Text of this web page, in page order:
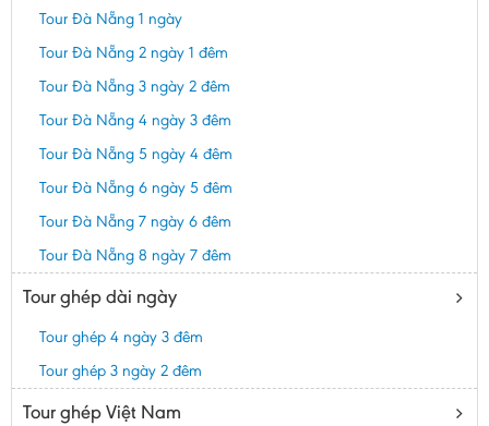
Tour Đà Nẵng 1 ngày
Tour Đà Nẵng 2 ngày 1 đêm
Tour Đà Nẵng 3 ngày 2 đêm
Tour Đà Nẵng 4 ngày 3 đêm
Tour Đà Nẵng 5 ngày 4 đêm
Tour Đà Nẵng 6 ngày 5 đêm
Tour Đà Nẵng 7 ngày 6 đêm
Tour Đà Nẵng 8 ngày 7 đêm
Tour ghép dài ngày
Tour ghép 4 ngày 3 đêm
Tour ghép 3 ngày 2 đêm
Tour ghép Việt Nam